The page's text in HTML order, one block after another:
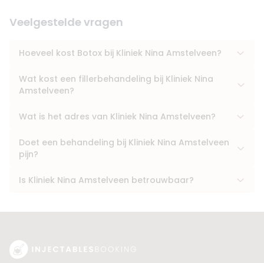
Veelgestelde vragen
Hoeveel kost Botox bij Kliniek Nina Amstelveen?
Wat kost een fillerbehandeling bij Kliniek Nina
Amstelveen?
Wat is het adres van Kliniek Nina Amstelveen?
Doet een behandeling bij Kliniek Nina Amstelveen
pijn?
Is Kliniek Nina Amstelveen betrouwbaar?